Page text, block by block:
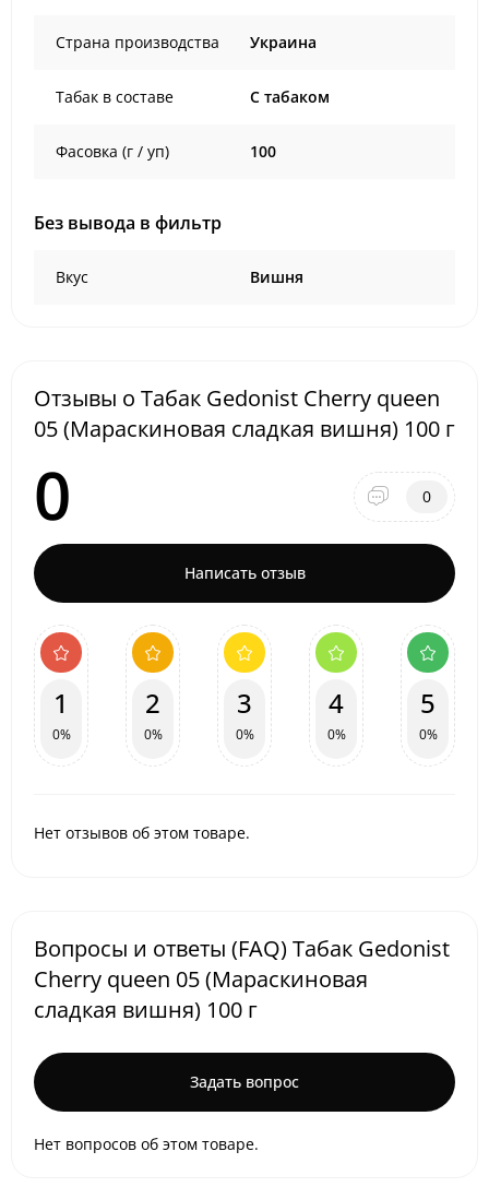
Страна производства Украина
Табак в составе C табаком
Фасовка (г / уп) 100
Без вывода в фильтр
Вкус Вишня
Отзывы о Табак Gedonist Cherry queen
05 (Мараскиновая сладкая вишня) 100 г
0 0
Написать отзыв
1
0%
2
0%
3
0%
4
0%
5
0%
Нет отзывов об этом товаре.
Вопросы и ответы (FAQ) Табак Gedonist
Cherry queen 05 (Мараскиновая
сладкая вишня) 100 г
Задать вопрос
Нет вопросов об этом товаре.